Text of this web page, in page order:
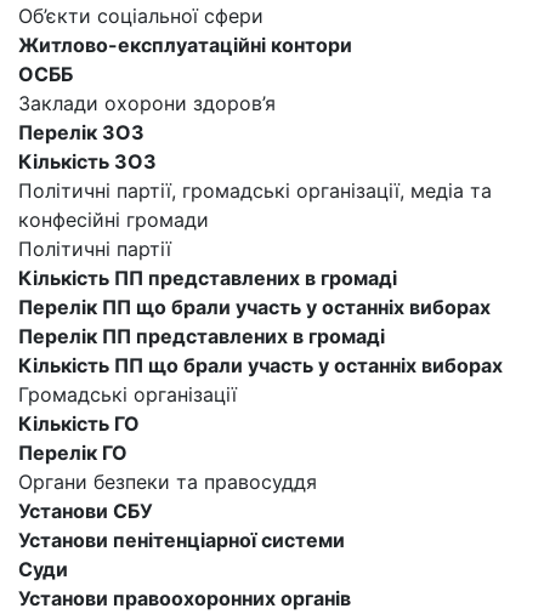
Об’єкти соціальної сфери
Житлово-експлуатаційні контори
ОСББ
Заклади охорони здоров’я
Перелік ЗОЗ
Кількість ЗОЗ
Політичні партії, громадські організації, медіа та
конфесійні громади
Політичні партії
Кількість ПП представлених в громаді
Перелік ПП що брали участь у останніх виборах
Перелік ПП представлених в громаді
Кількість ПП що брали участь у останніх виборах
Громадські організації
Кількість ГО
Перелік ГО
Органи безпеки та правосуддя
Установи СБУ
Установи пенітенціарної системи
Суди
Установи правоохоронних органів